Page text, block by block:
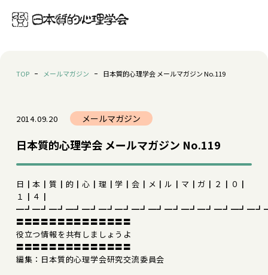
TOP メールマガジン 日本質的心理学会 メールマガジン No.119
2014.09.20 メールマガジン
日本質的心理学会 メールマガジン No.119
日┃本┃質┃的┃心┃理┃学┃会┃メ┃ル┃マ┃ガ┃２┃０┃
１┃４┃
〓〓〓〓〓〓〓〓〓〓〓〓〓〓
役立つ情報を共有しましょうよ
〓〓〓〓〓〓〓〓〓〓〓〓〓〓
編集：日本質的心理学会研究交流委員会